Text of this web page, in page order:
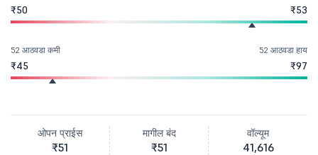
₹50 ₹53
52 आठवडा कमी
₹45
52 आठवडा हाय
₹97
ओपन प्राईस
₹51
मागील बंद
₹51
वॉल्यूम
41,616